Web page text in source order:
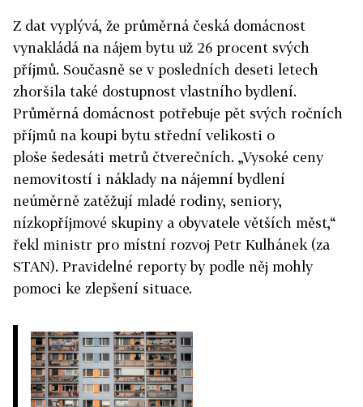
Z dat vyplývá, že průměrná česká domácnost
vynakládá na nájem bytu už 26 procent svých
příjmů. Současně se v posledních deseti letech
zhoršila také dostupnost vlastního bydlení.
Průměrná domácnost potřebuje pět svých ročních
příjmů na koupi bytu střední velikosti o
ploše šedesáti metrů čtverečních. „Vysoké ceny
nemovitostí i náklady na nájemní bydlení
neúměrně zatěžují mladé rodiny, seniory,
nízkopříjmové skupiny a obyvatele větších měst,“
řekl ministr pro místní rozvoj Petr Kulhánek (za
STAN). Pravidelné reporty by podle něj mohly
pomoci ke zlepšení situace.